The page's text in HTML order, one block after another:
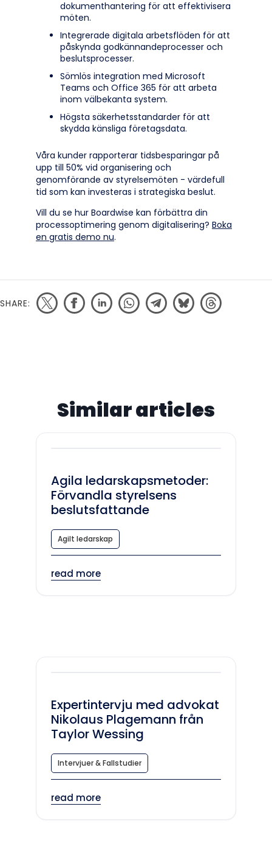
dokumenthantering för att effektivisera
möten.
Integrerade digitala arbetsflöden för att
påskynda godkännandeprocesser och
beslutsprocesser.
Sömlös integration med Microsoft
Teams och Office 365 för att arbeta
inom välbekanta system.
Högsta säkerhetsstandarder för att
skydda känsliga företagsdata.
Våra kunder rapporterar tidsbesparingar på
upp till 50% vid organisering och
genomförande av styrelsemöten - värdefull
tid som kan investeras i strategiska beslut.
Vill du se hur Boardwise kan förbättra din
processoptimering genom digitalisering? Boka
en gratis demo nu.
SHARE:
Similar articles
Agila ledarskapsmetoder:
Förvandla styrelsens
beslutsfattande
Agilt ledarskap
read more
Expertintervju med advokat
Nikolaus Plagemann från
Taylor Wessing
Intervjuer & Fallstudier
read more